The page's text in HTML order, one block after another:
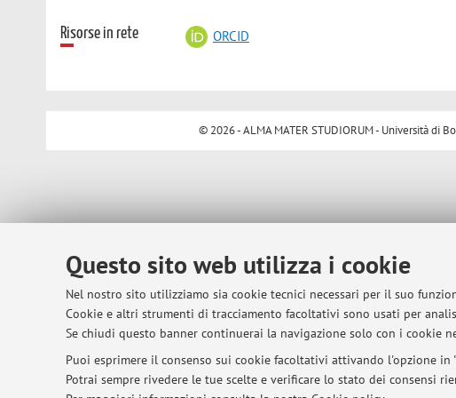
Questo sito web utilizza i cookie
Nel nostro sito utilizziamo sia cookie tecnici necessari per il suo
Cookie e altri strumenti di tracciamento facoltativi sono usati per
Se chiudi questo banner continuerai la navigazione solo con i cookie
Puoi esprimere il consenso sui cookie facoltativi attivando l'opzione
Potrai sempre rivedere le tue scelte e verificare lo stato dei consensi
Risorse in rete ORCID
© 2026 - ALMA MATER STUDIORUM - Università di